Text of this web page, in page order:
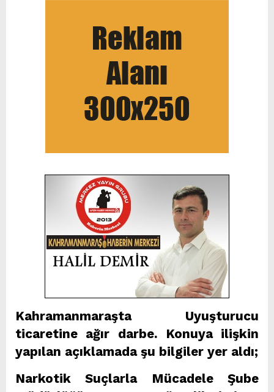
Kahramanmaraşta Uyuşturucu
ticaretine ağır darbe. Konuya ilişkin
yapılan açıklamada şu bilgiler yer aldı;
Narkotik Suçlarla Mücadele Şube